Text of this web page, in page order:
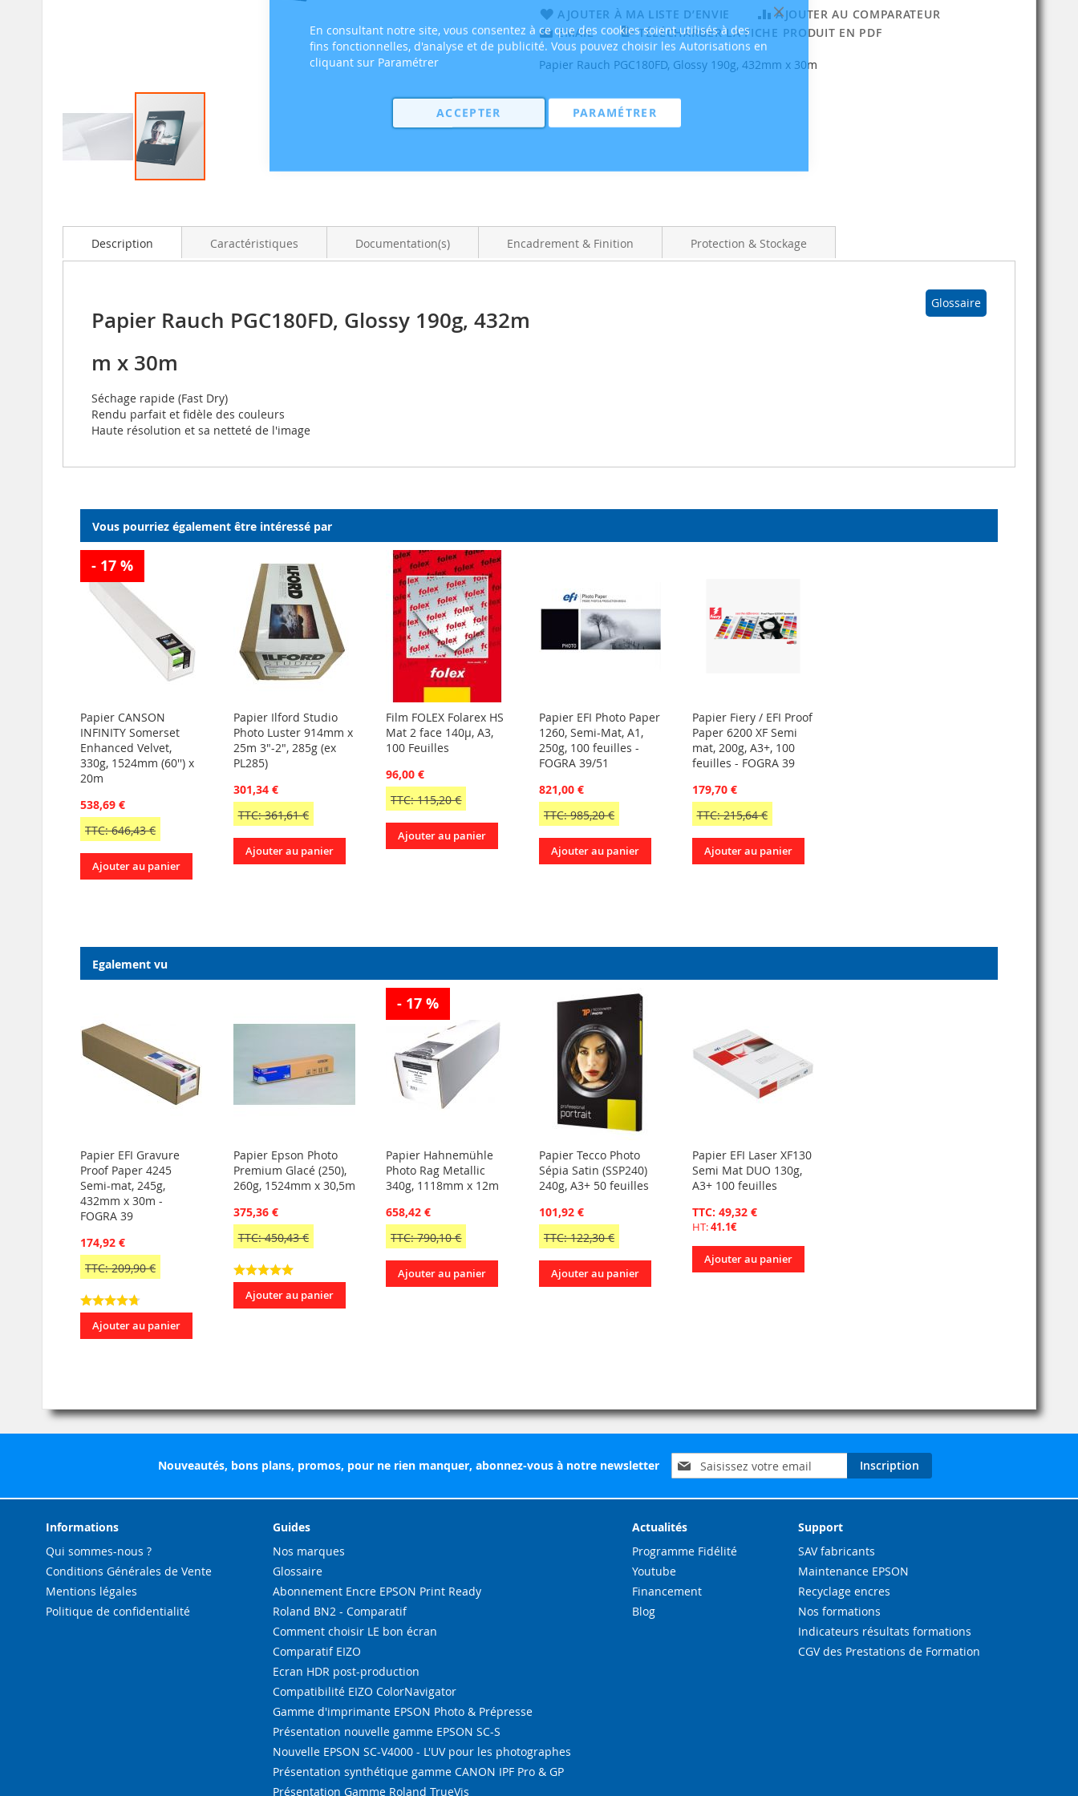
Fermer
En consultant notre site, vous consentez à ce que des cookies soient utilisés à des
fins fonctionnelles, d'analyse et de publicité. Vous pouvez choisir les Autorisations en
cliquant sur Paramétrer
ACCEPTER PARAMÉTRER
AJOUTER À MA LISTE D’ENVIE
AJOUTER AU COMPARATEUR
EMAIL
TÉLÉCHARGER LA FICHE PRODUIT EN PDF
Papier Rauch PGC180FD, Glossy 190g, 432mm x 30m
beginningDescription
Glossaire
Papier Rauch PGC180FD, Glossy 190g, 432m
m x 30m
Séchage rapide (Fast Dry)
Rendu parfait et fidèle des couleurs
Haute résolution et sa netteté de l'image
Caractéristiques Documentation(s) Encadrement & Finition Protection & Stockage
Vous pourriez également être intéressé par
- 17 %
Papier CANSON
INFINITY Somerset
Enhanced Velvet,
330g, 1524mm (60'') x
20m
538,69 €
TTC: 646,43 €
Ajouter au panier
Papier Ilford Studio
Photo Luster 914mm x
25m 3"-2", 285g (ex
PL285)
301,34 €
TTC: 361,61 €
Ajouter au panier
Film FOLEX Folarex HS
Mat 2 face 140µ, A3,
100 Feuilles
96,00 €
TTC: 115,20 €
Ajouter au panier
Papier EFI Photo Paper
1260, Semi-Mat, A1,
250g, 100 feuilles -
FOGRA 39/51
821,00 €
TTC: 985,20 €
Ajouter au panier
Papier Fiery / EFI Proof
Paper 6200 XF Semi
mat, 200g, A3+, 100
feuilles - FOGRA 39
179,70 €
TTC: 215,64 €
Ajouter au panier
Egalement vu
Papier EFI Gravure
Proof Paper 4245
Semi-mat, 245g,
432mm x 30m -
FOGRA 39
174,92 €
TTC: 209,90 €
Ajouter au panier
Papier Epson Photo
Premium Glacé (250),
260g, 1524mm x 30,5m
375,36 €
TTC: 450,43 €
Ajouter au panier
- 17 %
Papier Hahnemühle
Photo Rag Metallic
340g, 1118mm x 12m
658,42 €
TTC: 790,10 €
Ajouter au panier
Papier Tecco Photo
Sépia Satin (SSP240)
240g, A3+ 50 feuilles
101,92 €
TTC: 122,30 €
Ajouter au panier
Papier EFI Laser XF130
Semi Mat DUO 130g,
A3+ 100 feuilles
TTC: 49,32 €
HT:41.1€
Ajouter au panier
Nouveautés, bons plans, promos, pour ne rien manquer, abonnez-vous à notre newsletter
Inscription
à
d’information
Inscription
Informations
Qui sommes-nous ?
Conditions Générales de Vente
Mentions légales
Politique de confidentialité
Guides
Nos marques
Glossaire
Abonnement Encre EPSON Print Ready
Roland BN2 - Comparatif
Comment choisir LE bon écran
Comparatif EIZO
Ecran HDR post-production
Compatibilité EIZO ColorNavigator
Gamme d'imprimante EPSON Photo & Prépresse
Présentation nouvelle gamme EPSON SC-S
Nouvelle EPSON SC-V4000 - L'UV pour les photographes
Présentation synthétique gamme CANON IPF Pro & GP
Présentation Gamme Roland TrueVis
Actualités
Programme Fidélité
Youtube
Financement
Blog
Support
SAV fabricants
Maintenance EPSON
Recyclage encres
Nos formations
Indicateurs résultats formations
CGV des Prestations de Formation